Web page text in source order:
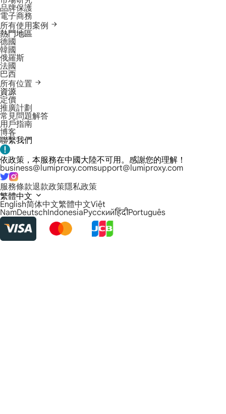
品牌保護
電子商務
所有使用案例
熱門地區
德國
韓國
俄羅斯
法國
巴西
所有位置
資源
定價
推廣計劃
常見問題解答
用戶指南
博客
聯繫我們
依政策，本服務在中國大陸不可用。感謝您的理解！
business@lumiproxy.comsupport@lumiproxy.com
服務條款退款政策隱私政策
繁體中文
English简体中文繁體中文Việt
NamDeutschIndonesiaРусскийहिंदीPortuguês